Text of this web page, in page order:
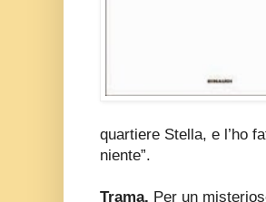
quartiere Stella, e l’ho
niente”.
Trama. Per un